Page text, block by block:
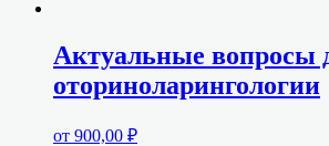
Актуальные вопросы
оториноларингологии
от 900,00 ₽